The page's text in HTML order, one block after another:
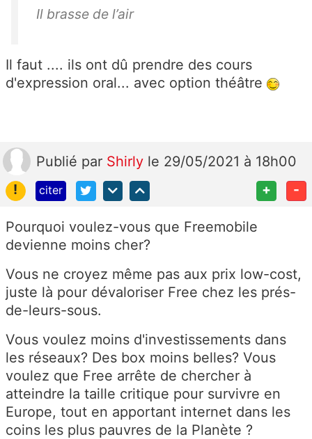
Il brasse de l’air
Il faut .... ils ont dû prendre des cours
d'expression oral... avec option théâtre
Publié par Shirly le 29/05/2021 à 18h00
!
citer + -
Pourquoi voulez-vous que Freemobile
devienne moins cher?
Vous ne croyez même pas aux prix low-cost,
juste là pour dévaloriser Free chez les prés-
de-leurs-sous.
Vous voulez moins d'investissements dans
les réseaux? Des box moins belles? Vous
voulez que Free arrête de chercher à
atteindre la taille critique pour survivre en
Europe, tout en apportant internet dans les
coins les plus pauvres de la Planète ?